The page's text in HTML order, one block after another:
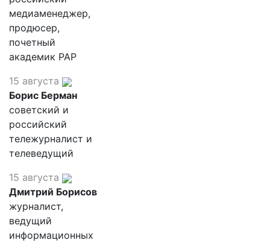
медиаменеджер,
продюсер,
почетный
академик РАР
15 августа
Борис Берман
советский и
российский
тележурналист и
телеведущий
15 августа
Дмитрий Борисов
журналист,
ведущий
информационных